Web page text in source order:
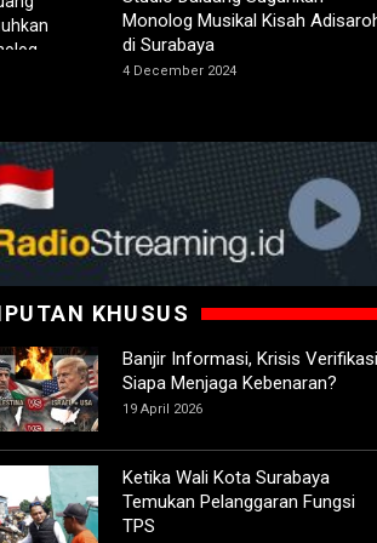
Monolog Musikal Kisah
di Surabaya
4 December 2024
KHUSUS
Banjir Informasi, Krisis
Siapa Menjaga Kebenaran?
19 April 2026
Ketika Wali Kota Surabaya
Temukan Pelanggaran Fungsi
TPS